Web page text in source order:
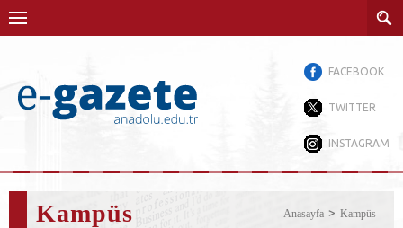
FACEBOOK
TWITTER
INSTAGRAM
Kampüs Anasayfa Kampüs